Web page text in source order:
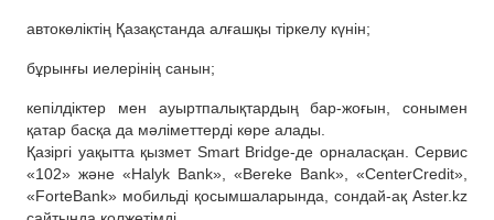
автокөліктің Қазақстанда алғашқы тіркелу күнін;
бұрынғы иелерінің санын;
кепілдіктер мен ауыртпалықтардың бар-жоғын, сонымен
қатар басқа да мәліметтерді көре алады.
Қазіргі уақытта қызмет Smart Bridge-де орналасқан. Сервис
«102» және «Halyk Bank», «Bereke Bank», «CenterCredit»,
«ForteBank» мобильді қосымшаларында, сондай-ақ Aster.kz